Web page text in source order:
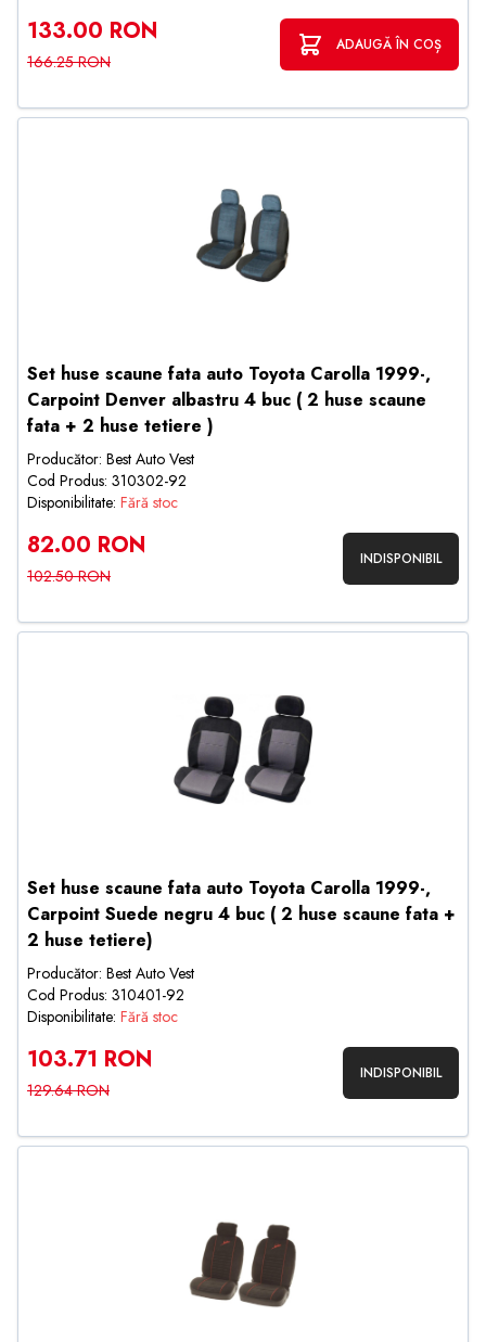
133.00 RON
166.25 RON
ADAUGĂ ÎN COȘ
Set huse scaune fata auto Toyota Carolla 1999-,
Carpoint Denver albastru 4 buc ( 2 huse scaune
fata + 2 huse tetiere )
Producător: Best Auto Vest
Cod Produs: 310302-92
Disponibilitate: Fără stoc
82.00 RON
102.50 RON
INDISPONIBIL
Set huse scaune fata auto Toyota Carolla 1999-,
Carpoint Suede negru 4 buc ( 2 huse scaune fata +
2 huse tetiere)
Producător: Best Auto Vest
Cod Produs: 310401-92
Disponibilitate: Fără stoc
103.71 RON
129.64 RON
INDISPONIBIL